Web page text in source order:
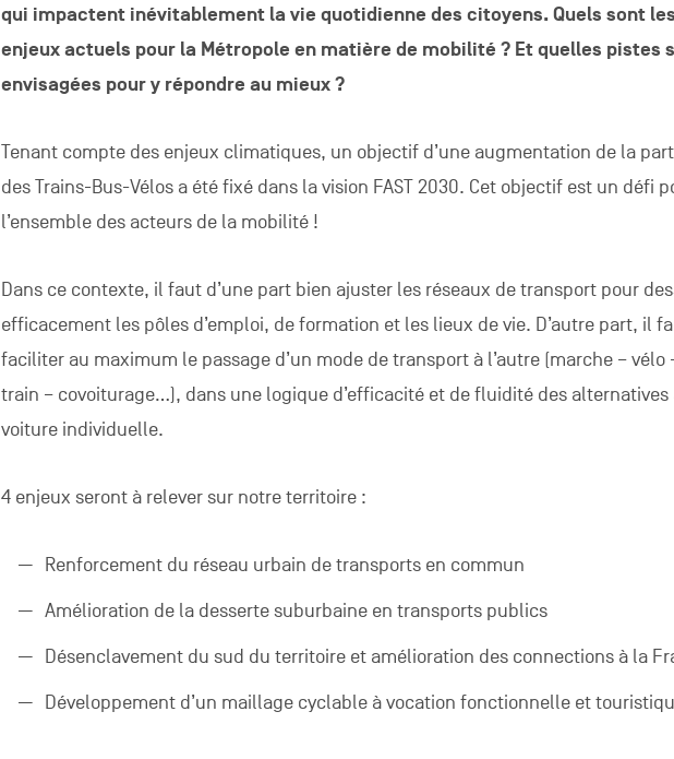
qui impactent inévitablement la vie quotidienne des citoyens. Quels sont
enjeux actuels pour la Métropole en matière de mobilité ? Et quelles pistes
envisagées pour y répondre au mieux ?
Tenant compte des enjeux climatiques, un objectif d’une augmentation de la
des Trains-Bus-Vélos a été fixé dans la vision FAST 2030. Cet objectif est un défi
l’ensemble des acteurs de la mobilité !
Dans ce contexte, il faut d’une part bien ajuster les réseaux de transport pour
efficacement les pôles d’emploi, de formation et les lieux de vie. D’autre part, il
faciliter au maximum le passage d’un mode de transport à l’autre (marche – vélo
train – covoiturage…), dans une logique d’efficacité et de fluidité des alternatives
voiture individuelle.
4 enjeux seront à relever sur notre territoire :
Renforcement du réseau urbain de transports en commun
Amélioration de la desserte suburbaine en transports publics
Désenclavement du sud du territoire et amélioration des connections à la
Développement d’un maillage cyclable à vocation fonctionnelle et